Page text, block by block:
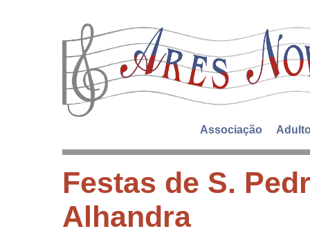
Associação
Festas de S.
Alhandra